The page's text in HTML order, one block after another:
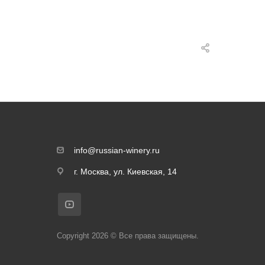
info@russian-winery.ru
г. Москва, ул. Киевская, 14
Copyright 2026 © Все права защищены.